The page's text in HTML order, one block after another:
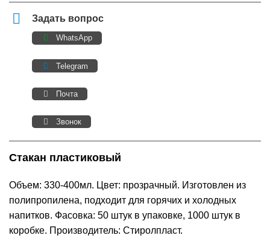
Задать вопрос
WhatsApp
Telegram
Почта
Звонок
Стакан пластиковый
Объем: 330-400мл. Цвет: прозрачный. Изготовлен из
полипропилена, подходит для горячих и холодных
напитков. Фасовка: 50 штук в упаковке, 1000 штук в
коробке. Производитель: Стиролпласт.